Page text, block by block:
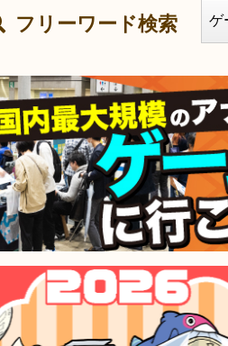
フリーワード検索